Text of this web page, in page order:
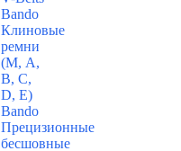
Bando
Клиновые
ремни
(М, A,
B, C,
D, Е)
Bando
Прецизионные
бесшовные